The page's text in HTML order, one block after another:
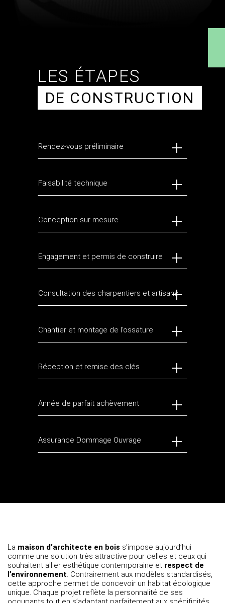
LES ÉTAPES
DE CONSTRUCTION
Rendez-vous préliminaire
Faisabilité technique
Conception sur mesure
Engagement et permis de construire
Consultation des charpentiers et artisans
Chantier et montage de l’ossature
Réception et remise des clés
Année de parfait achèvement
Assurance Dommage Ouvrage
La maison d’architecte en bois s’impose aujourd’hui
comme une solution très attractive pour celles et ceux qui
souhaitent allier esthétique contemporaine et respect de
l’environnement . Contrairement aux modèles standardisés,
cette approche permet de concevoir un habitat écologique
unique. Chaque projet reflète la personnalité de ses